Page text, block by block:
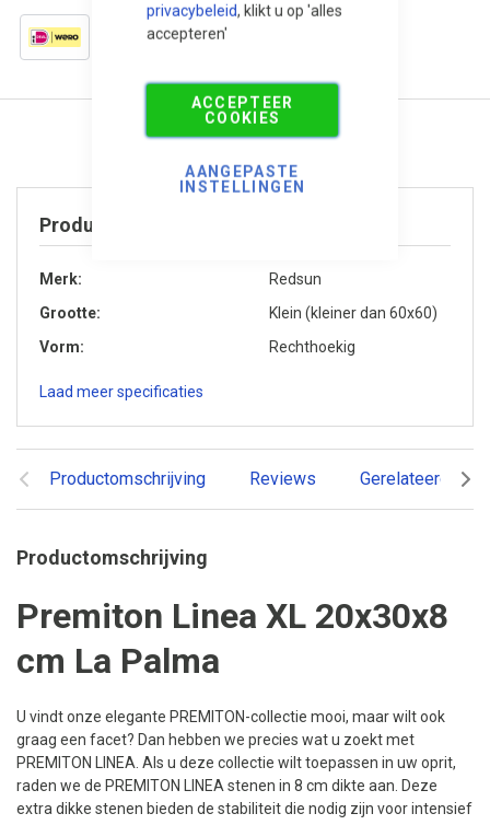
privacybeleid, klikt u op 'alles
accepteren'
ACCEPTEER
COOKIES
AANGEPASTE
INSTELLINGEN
Productomschrijving Reviews Gerelateerde
Productomschrijving
Premiton Linea XL 20x30x8
cm La Palma
U vindt onze elegante PREMITON-collectie mooi, maar wilt ook
graag een facet? Dan hebben we precies wat u zoekt met
PREMITON LINEA. Als u deze collectie wilt toepassen in uw oprit,
raden we de PREMITON LINEA stenen in 8 cm dikte aan. Deze
extra dikke stenen bieden de stabiliteit die nodig zijn voor intensief
Product specificaties
Merk
Redsun
Grootte
Klein (kleiner dan 60x60)
Vorm
Rechthoekig
Laad meer specificaties